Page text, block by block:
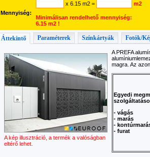
Mennyiség:
x 6.15 m2 = m2
Minimálisan rendelhető mennyiség:
6.15 m2 !
Áttekintő Paraméterek Színkártyák Fotók/
A kép illusztráció, a termék a valóságban
eltérő lehet.
A PREFA
magra. Az
Egyedi
- vágás
- marás
-
- furat